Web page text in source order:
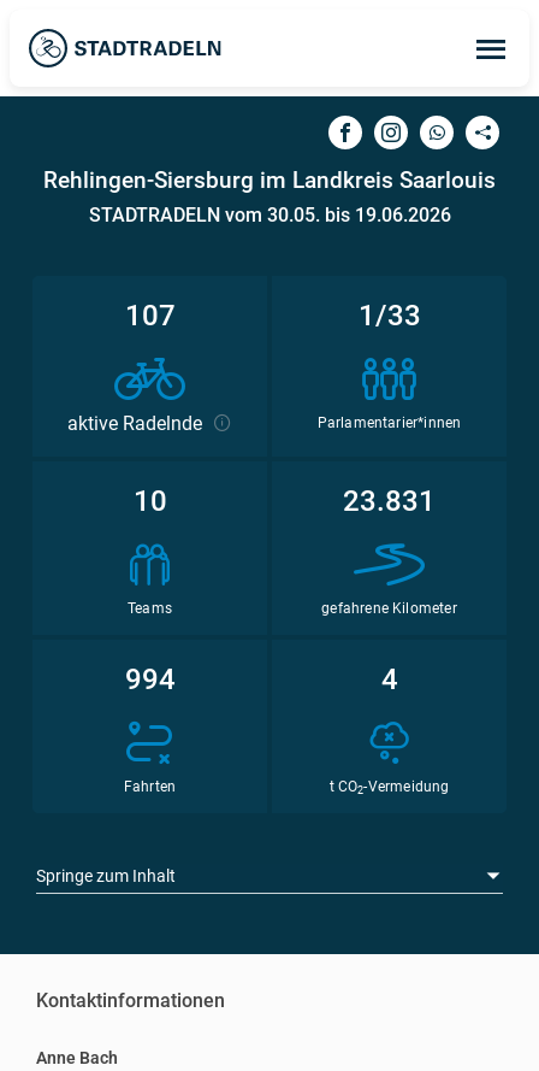
Rehlingen-Siersburg im Landkreis Saarlouis
STADTRADELN vom 30.05. bis 19.06.2026
107
aktive Radelnde
1/33
Parlamentarier*innen
10
Teams
23.831
gefahrene Kilometer
994
Fahrten
4
t CO2-Vermeidung
Springe zum Inhalt
Kontaktinformationen
Anne Bach